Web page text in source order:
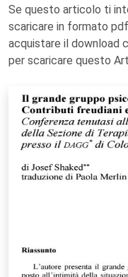
Se questo articolo ti
scaricare in formato
acquistare il download
per scaricare questo